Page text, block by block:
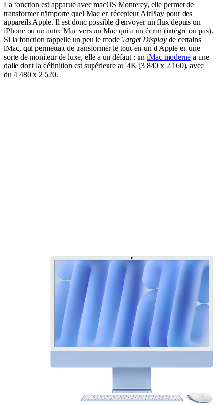
La fonction est apparue avec macOS Monterey, elle permet de
transformer n'importe quel Mac en récepteur AirPlay pour des
appareils Apple. Il est donc possible d'envoyer un flux depuis un
iPhone ou un autre Mac vers un Mac qui a un écran (intégré ou pas).
Si la fonction rappelle un peu le mode Target Display de certains
iMac, qui permettait de transformer le tout-en-un d'Apple en une
sorte de moniteur de luxe, elle a un défaut : un iMac moderne a une
dalle dont la définition est supérieure au 4K (3 840 x 2 160), avec
du 4 480 x 2 520.